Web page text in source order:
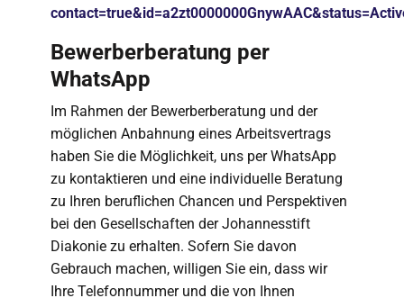
Bewerberberatung per
WhatsApp
Im Rahmen der Bewerberberatung und der
möglichen Anbahnung eines Arbeitsvertrags
haben Sie die Möglichkeit, uns per WhatsApp
zu kontaktieren und eine individuelle Beratung
zu Ihren beruflichen Chancen und Perspektiven
bei den Gesellschaften der Johannesstift
Diakonie zu erhalten. Sofern Sie davon
Gebrauch machen, willigen Sie ein, dass wir
Ihre Telefonnummer und die von Ihnen